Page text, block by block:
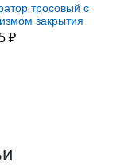
тросовый с
закрытия
lock ii,длина
и
₽